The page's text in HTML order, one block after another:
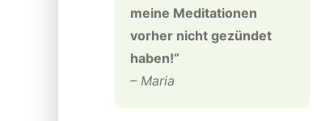
meine Meditationen
vorher nicht gezündet
haben!“
– Maria